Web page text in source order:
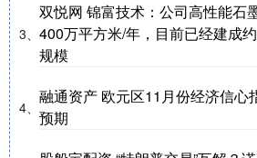
3、
双悦网 锦富技术：公司高性能石
400万平方米/年，目前已经建成
规模
4、
融通资产 欧元区11月份经济信心
预期